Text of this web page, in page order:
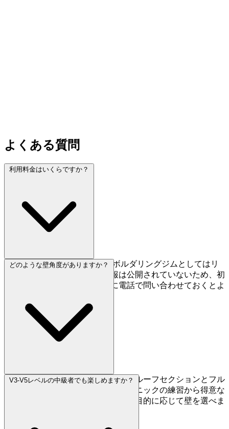
よくある質問
利用料金はいくらですか？
デイパスは1,980円で、東京のボルダリングジムとしてはリ
ーズナブルです。登録料の情報は公開されていないため、初
回来店時に確認するか、事前に電話で問い合わせておくとよ
どのような壁角度がありますか？
スラブ、垂直壁、緩傾斜、急傾斜、ルーフセクションとフル
スペクトラムが揃っています。テクニックの練習から得意な
スタイルの強化まで、セッションの目的に応じて壁を選べま
V3-V5レベルの中級者でも楽しめますか？